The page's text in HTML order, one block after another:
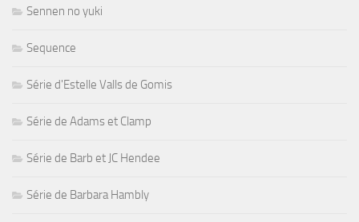
Sennen no yuki
Sequence
Série d'Estelle Valls de Gomis
Série de Adams et Clamp
Série de Barb et JC Hendee
Série de Barbara Hambly